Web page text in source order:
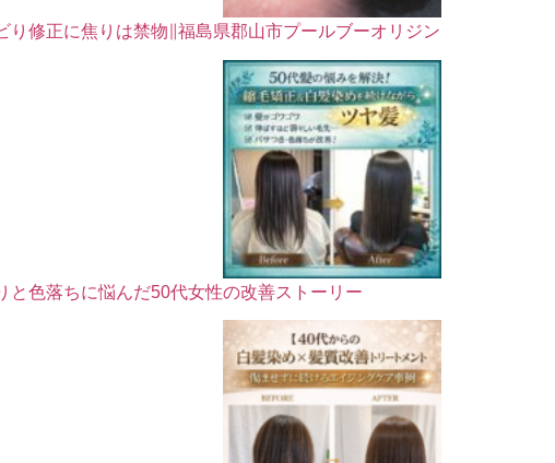
修正に焦りは禁物∥福島県郡山市プールブーオリジン
と色落ちに悩んだ50代女性の改善ストーリー